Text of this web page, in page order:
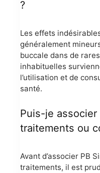
?
Les effets
généralement
buccale dans de
inhabituelles
l’utilisation et de
santé.
Puis-je associer
traitements ou
Avant d’associer PB
traitements, il est